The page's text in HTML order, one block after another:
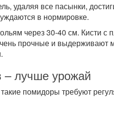
удаляя все пасынки,
в нормировке.
через 30-40 см. Кисти с
прочные и
лучше урожай
помидоры требуют